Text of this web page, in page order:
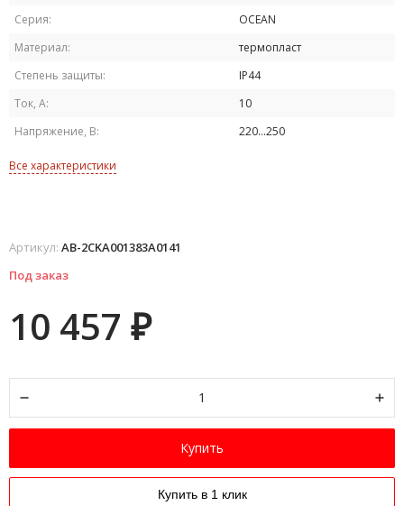
Серия:
OCEAN
Материал:
термопласт
Степень защиты:
IP44
Ток, А:
10
Напряжение, В:
220...250
Все характеристики
Артикул: AB-2CKA001383A0141
Под заказ
10 457 ₽
Купить
Купить в 1 клик